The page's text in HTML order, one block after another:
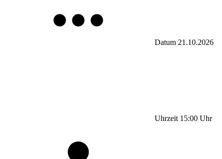
Datum 21.10.2026
Uhrzeit 15:00 Uhr